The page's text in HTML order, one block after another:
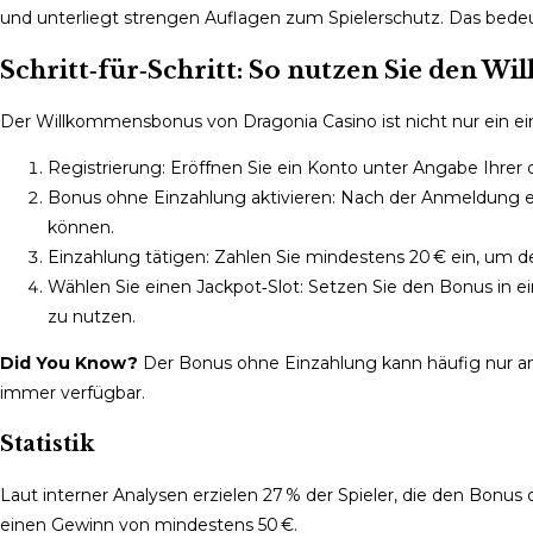
und unterliegt strengen Auflagen zum Spielerschutz. Das
Schritt‑für‑Schritt: So nutzen Sie den
Der Willkommensbonus von Dragonia Casino ist nicht nur ein
Registrierung: Eröffnen Sie ein Konto unter Angabe Ihrer
Bonus ohne Einzahlung aktivieren: Nach der Anmeldung
können.
Einzahlung tätigen: Zahlen Sie mindestens 20 € ein, um
Wählen Sie einen Jackpot‑Slot: Setzen Sie den Bonus in
zu nutzen.
Did You Know? Der Bonus ohne Einzahlung kann häufig nur
immer verfügbar.
Statistik
Laut interner Analysen erzielen 27 % der Spieler, die den
einen Gewinn von mindestens 50 €.